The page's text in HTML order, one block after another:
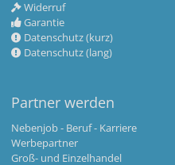
Widerruf
Garantie
Datenschutz (kurz)
Datenschutz (lang)
Partner werden
Nebenjob - Beruf - Karriere
Werbepartner
Groß- und Einzelhandel